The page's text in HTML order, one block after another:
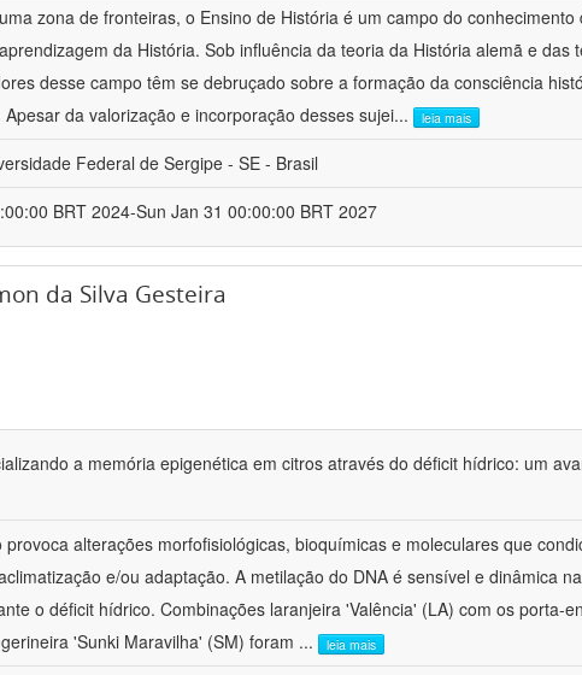
zona de fronteiras, o Ensino de História é um campo do conhecimento
da História. Sob influência da teoria da História alemã e das
desse campo têm se debruçado sobre a formação da consciência
da valorização e incorporação desses sujei... leia mais
Federal de Sergipe - SE - Brasil
BRT 2024-Sun Jan 31 00:00:00 BRT 2027
da Silva Gesteira
a memória epigenética em citros através do déficit hídrico: um
provoca alterações morfofisiológicas, bioquímicas e moleculares que
e/ou adaptação. A metilação do DNA é sensível e dinâmica
o déficit hídrico. Combinações laranjeira 'Valência' (LA) com os porta-
'Sunki Maravilha' (SM) foram ... leia mais